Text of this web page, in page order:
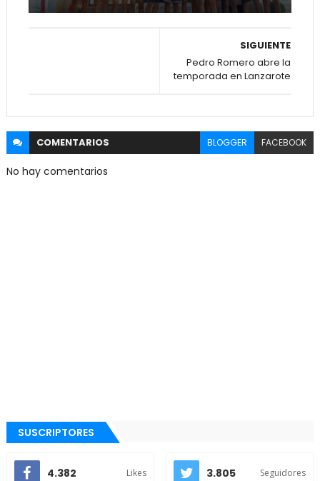
SIGUIENTE
Pedro Romero abre la
temporada en Lanzarote
COMENTARIOS BLOGGER FACEBOOK
No hay comentarios
SUSCRIPTORES
4.382 Likes 3.805 Seguidores